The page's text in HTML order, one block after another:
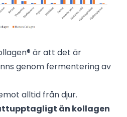
är att det är
genom fermentering av
alltid från djur.
än kollagen